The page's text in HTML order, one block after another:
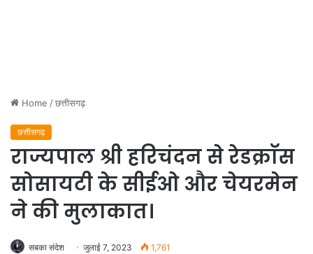
Home /छत्तीसगढ़
छत्तीसगढ़
राज्यपाल श्री हरिचंदन से रेडक्राॅस
सोसायटी के सीईओ और चेयरमेन
ने की मुलाकात।
सबका संदेश जुलाई 7, 2023 1,761